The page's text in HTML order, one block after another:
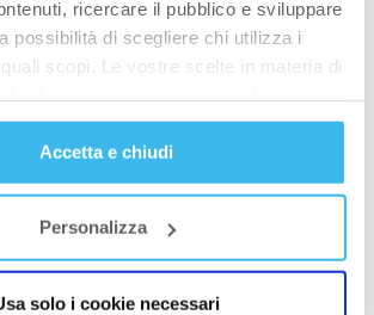
ricercare il pubblico e sviluppare
possibilità di scegliere chi utilizza i
scopi. Le vostre scelte in materia di
le vostre scelte. È possibile
il proprio consenso in qualsiasi
sui cookie o facendo clic
vorremmo anche:
informazioni sulla tua posizione
Accetta e chiudi
Personalizza
solo i cookie necessari